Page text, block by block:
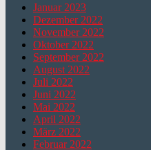
Januar 2023
Dezember 2022
November 2022
Oktober 2022
September 2022
August 2022
Juli 2022
Juni 2022
Mai 2022
April 2022
März 2022
Februar 2022